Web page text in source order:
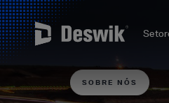
SOBRE NÓS